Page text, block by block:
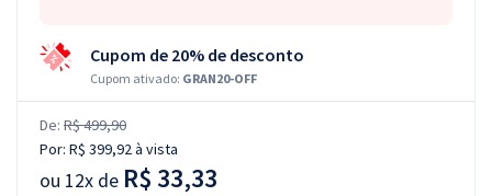
Cupom de 20% de desconto
Cupom ativado: GRAN20-OFF
De: R$ 499,90
Por: R$ 399,92à vista
ou 12x de R$ 33,33